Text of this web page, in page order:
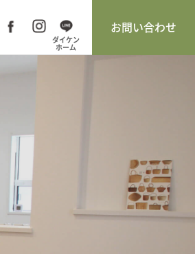
お問い合わせ